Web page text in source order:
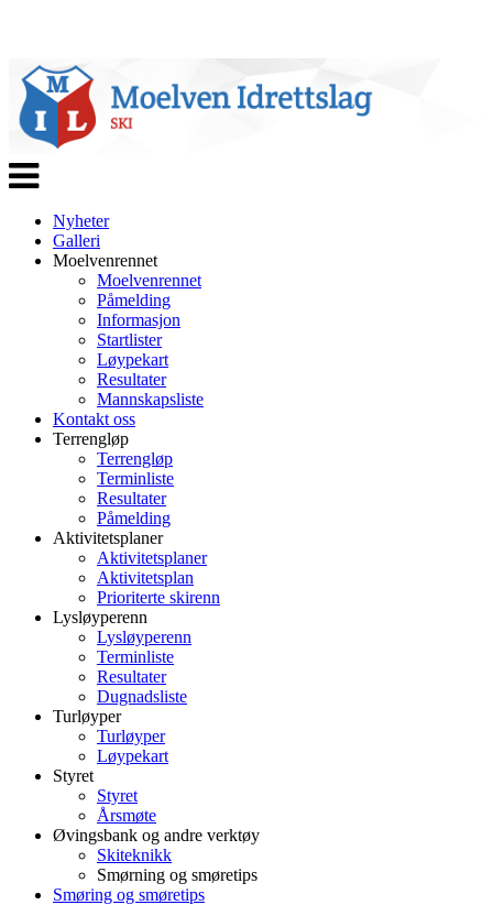
Veksle
navigasjon
Nyheter
Galleri
Moelvenrennet
Moelvenrennet
Påmelding
Informasjon
Startlister
Løypekart
Resultater
Mannskapsliste
Kontakt oss
Terrengløp
Terrengløp
Terminliste
Resultater
Påmelding
Aktivitetsplaner
Aktivitetsplaner
Aktivitetsplan
Prioriterte skirenn
Lysløyperenn
Lysløyperenn
Terminliste
Resultater
Dugnadsliste
Turløyper
Turløyper
Løypekart
Styret
Styret
Årsmøte
Øvingsbank og andre verktøy
Skiteknikk
Smørning og smøretips
Smøring og smøretips